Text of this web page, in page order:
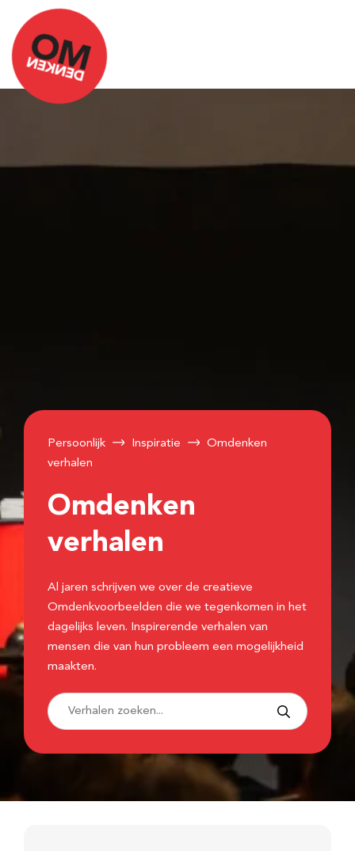
Persoonlijk Inspiratie
Omdenken
verhalen
Omdenken
verhalen
Al jaren schrijven we over de creatieve
Omdenkvoorbeelden die we tegenkomen in het
dagelijks leven. Inspirerende verhalen van
mensen die van hun probleem een mogelijkheid
maakten.